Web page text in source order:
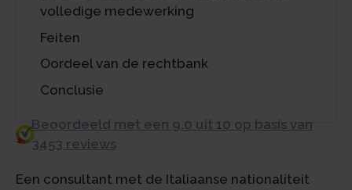
volledige medewerking
Feiten
Oordeel van de rechtbank
Conclusie
Beoordeeld met een 9.0 uit 10 op basis van
3453 reviews
Een consultant met de Italiaanse nationaliteit